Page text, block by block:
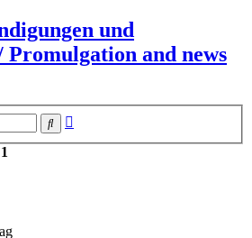
und
Promulgation and news
Suche
1